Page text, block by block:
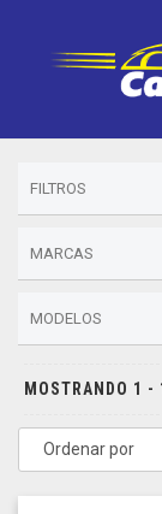
FILTROS
MARCAS
MODELOS
MOSTRANDO 1 -
Ordenar por